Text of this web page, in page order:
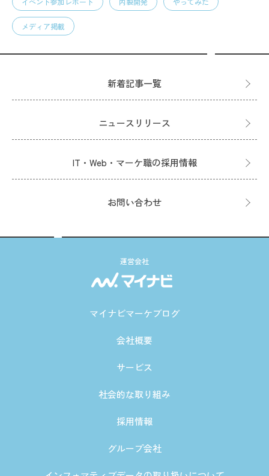
メディア掲載
新着記事一覧
ニュースリリース
IT・Web・マーケ職の採用情報
お問い合わせ
運営会社
マイナビマーケブログ
会社概要
サービス
社会的な取り組み
採用情報
グループ会社